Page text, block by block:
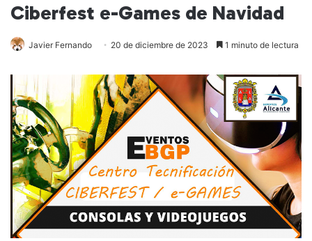
Ciberfest e-Games de Navidad
Javier Fernando 20 de diciembre de 2023 1 minuto de lectura